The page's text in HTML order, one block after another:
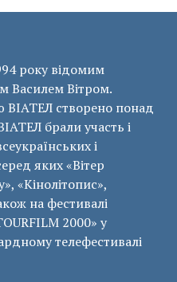
року відомим
Василем Вітром.
ВІАТЕЛ створено понад
брали участь і
і
яких «Вітер
«Кінолітопис»,
на фестивалі
2000» у
телефестивалі